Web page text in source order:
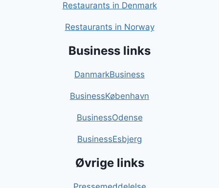
Restaurants in Denmark
Restaurants in Norway
Business links
DanmarkBusiness
BusinessKøbenhavn
BusinessOdense
BusinessEsbjerg
Øvrige links